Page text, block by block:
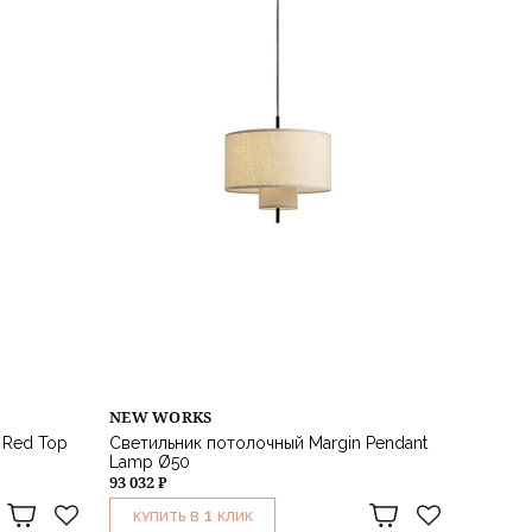
Top
NEW WORKS
Светильник потолочный Margin Pendant
Lamp Ø50
93 032 ₽
КУПИТЬ В 1 КЛИК